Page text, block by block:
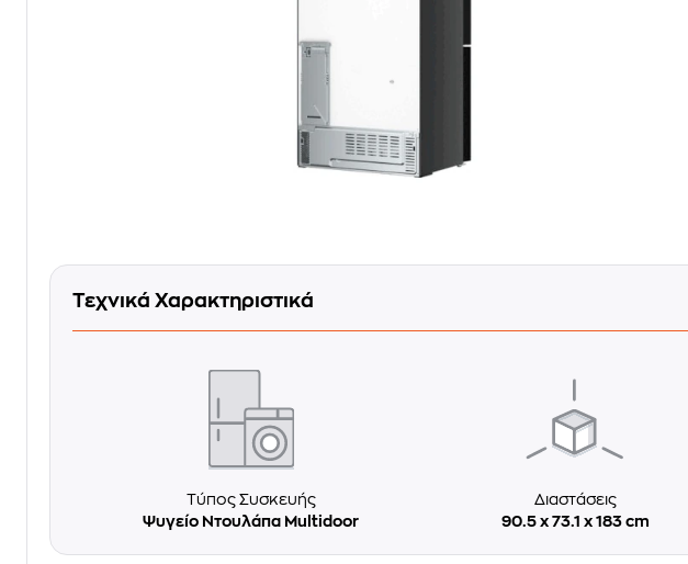
Τεχνικά Χαρακτηριστικά
Τύπος Συσκευής
Ψυγείο Ντουλάπα Multidoor
Διαστάσεις
90.5 x 73.1 x 183 cm